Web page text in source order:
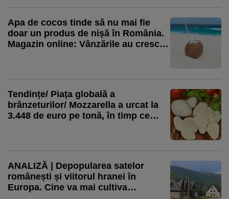
Apa de cocos tinde să nu mai fie
doar un produs de nișă în România.
Magazin online: Vânzările au crescut
Tendințe/ Piața globală a
brânzeturilor/ Mozzarella a urcat la
3.448 de euro pe tonă, în timp ce
ANALIZĂ | Depopularea satelor
românești și viitorul hranei în
Europa. Cine va mai cultiva